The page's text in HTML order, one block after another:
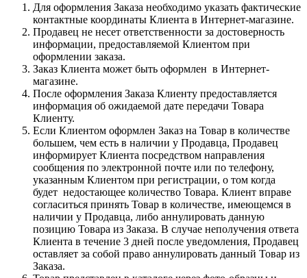
Для оформления Заказа необходимо указать фактические
контактные координаты Клиента в Интернет-магазине.
Продавец не несет ответственности за достоверность
информации, предоставляемой Клиентом при
оформлении заказа.
Заказ Клиента может быть оформлен в Интернет-
магазине.
После оформления Заказа Клиенту предоставляется
информация об ожидаемой дате передачи Товара
Клиенту.
Если Клиентом оформлен Заказ на Товар в количестве
большем, чем есть в наличии у Продавца, Продавец
информирует Клиента посредством направления
сообщения по электронной почте или по телефону,
указанным Клиентом при регистрации, о том когда
будет недостающее количество Товара. Клиент вправе
согласиться принять Товар в количестве, имеющемся в
наличии у Продавца, либо аннулировать данную
позицию Товара из Заказа. В случае неполучения ответа
Клиента в течение 3 дней после уведомления, Продавец
оставляет за собой право аннулировать данный Товар из
Заказа.